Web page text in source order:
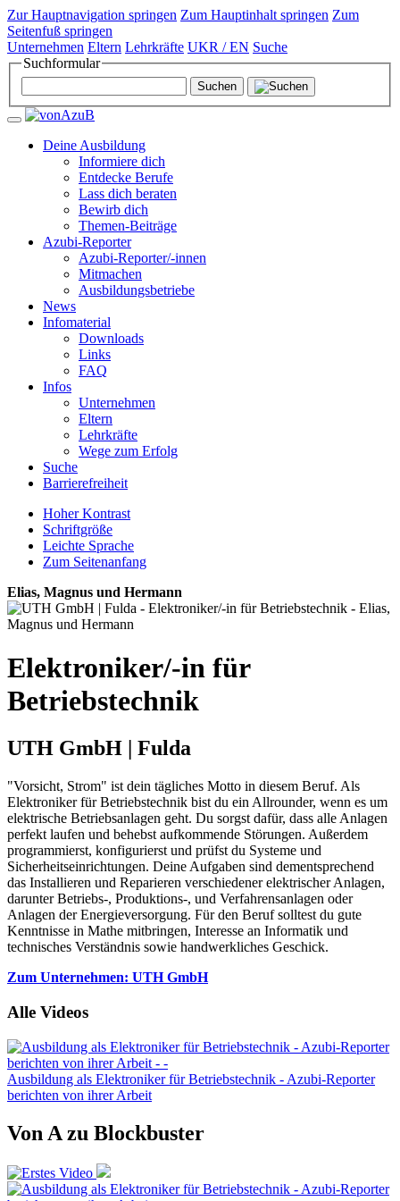
Zur Hauptnavigation springen Zum Hauptinhalt springen Zum
Seitenfuß springen
Unternehmen Eltern Lehrkräfte UKR / EN Suche
Suchformular
Deine Ausbildung
Informiere dich
Entdecke Berufe
Lass dich beraten
Bewirb dich
Themen-Beiträge
Azubi-Reporter
Azubi-Reporter/-innen
Mitmachen
Ausbildungsbetriebe
News
Infomaterial
Downloads
Links
FAQ
Infos
Unternehmen
Eltern
Lehrkräfte
Wege zum Erfolg
Suche
Barrierefreiheit
Hoher Kontrast
Schriftgröße
Leichte Sprache
Zum Seitenanfang
Elias, Magnus und Hermann
Elektroniker/-in für
Betriebstechnik
UTH GmbH | Fulda
"Vorsicht, Strom" ist dein tägliches Motto in diesem Beruf. Als
Elektroniker für Betriebstechnik bist du ein Allrounder, wenn es um
elektrische Betriebsanlagen geht. Du sorgst dafür, dass alle Anlagen
perfekt laufen und behebst aufkommende Störungen. Außerdem
programmierst, konfigurierst und prüfst du Systeme und
Sicherheitseinrichtungen. Deine Aufgaben sind dementsprechend
das Installieren und Reparieren verschiedener elektrischer Anlagen,
darunter Betriebs-, Produktions-, und Verfahrensanlagen oder
Anlagen der Energieversorgung. Für den Beruf solltest du gute
Kenntnisse in Mathe mitbringen, Interesse an Informatik und
technisches Verständnis sowie handwerkliches Geschick.
Zum Unternehmen: UTH GmbH
Alle Videos
Ausbildung als Elektroniker für Betriebstechnik - Azubi-Reporter
berichten von ihrer Arbeit
Von A zu Blockbuster